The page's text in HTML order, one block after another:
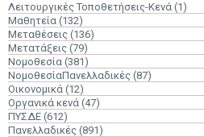
Λειτουργικές Τοποθετήσεις-Κενά (1)
Μαθητεία (132)
Μεταθέσεις (136)
Μετατάξεις (79)
Νομοθεσία (381)
ΝομοθεσίαΠανελλαδικές (87)
Οικονομικά (12)
Οργανικά κενά (47)
ΠΥΣΔΕ (612)
Πανελλαδικές (891)